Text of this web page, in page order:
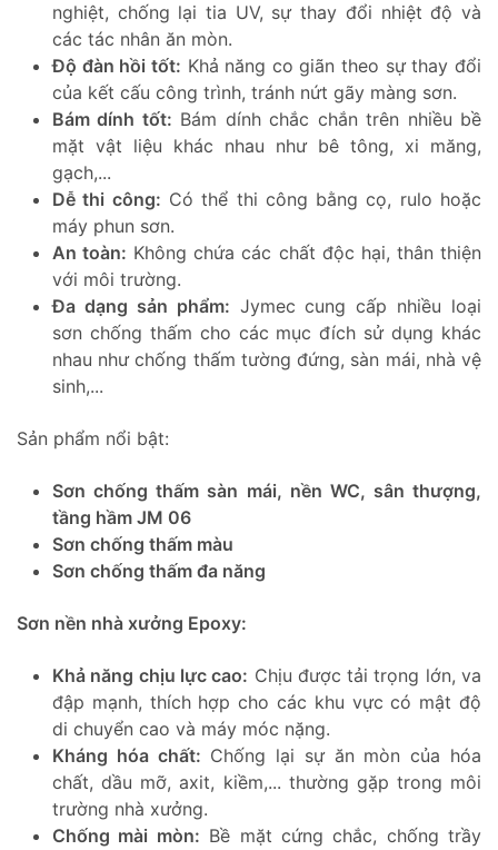
nghiệt, chống lại tia UV, sự thay đổi nhiệt độ và
các tác nhân ăn mòn.
Độ đàn hồi tốt: Khả năng co giãn theo sự thay đổi
của kết cấu công trình, tránh nứt gãy màng sơn.
Bám dính tốt: Bám dính chắc chắn trên nhiều bề
mặt vật liệu khác nhau như bê tông, xi măng,
gạch,...
Dễ thi công: Có thể thi công bằng cọ, rulo hoặc
máy phun sơn.
An toàn: Không chứa các chất độc hại, thân thiện
với môi trường.
Đa dạng sản phẩm: Jymec cung cấp nhiều loại
sơn chống thấm cho các mục đích sử dụng khác
nhau như chống thấm tường đứng, sàn mái, nhà vệ
sinh,...
Sản phẩm nổi bật:
Sơn chống thấm sàn mái, nền WC, sân thượng,
tầng hầm JM 06
Sơn chống thấm màu
Sơn chống thấm đa năng
Sơn nền nhà xưởng Epoxy:
Khả năng chịu lực cao: Chịu được tải trọng lớn, va
đập mạnh, thích hợp cho các khu vực có mật độ
di chuyển cao và máy móc nặng.
Kháng hóa chất: Chống lại sự ăn mòn của hóa
chất, dầu mỡ, axit, kiềm,... thường gặp trong môi
trường nhà xưởng.
Chống mài mòn: Bề mặt cứng chắc, chống trầy